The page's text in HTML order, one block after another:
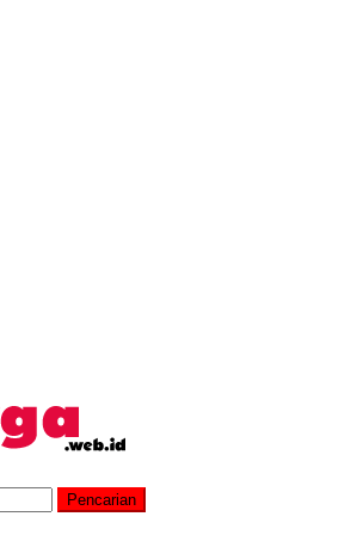
Pencarian